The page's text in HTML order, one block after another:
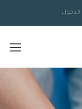
الدخول